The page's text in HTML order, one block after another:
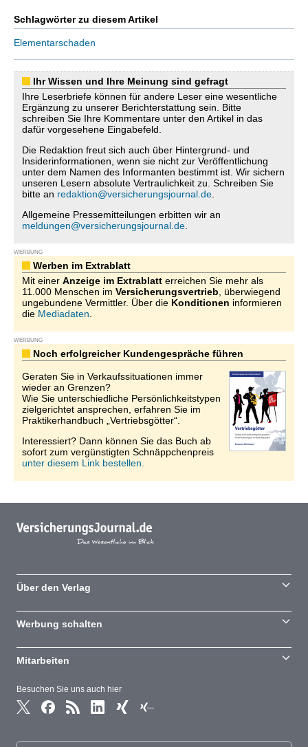
Schlagwörter zu diesem Artikel
Elementarschaden
Ihr Wissen und Ihre Meinung sind gefragt
Ihre Leserbriefe können für andere Leser eine wesentliche
Ergänzung zu unserer Berichterstattung sein. Bitte
schreiben Sie Ihre Kommentare unter den Artikel in das
dafür vorgesehene Eingabefeld.
Die Redaktion freut sich auch über Hintergrund- und
Insiderinformationen, wenn sie nicht zur Veröffentlichung
unter dem Namen des Informanten bestimmt ist. Wir sichern
unseren Lesern absolute Vertraulichkeit zu. Schreiben Sie
bitte an redaktion@versicherungsjournal.de
Allgemeine Pressemitteilungen erbitten wir an
meldungen@versicherungsjournal.de
WERBUNG
Werben im Extrablatt
Mit einer Anzeige im Extrablatt erreichen Sie mehr als
11.000 Menschen im Versicherungsvertrieb , überwiegend
ungebundene Vermittler. Über die Konditionen informieren
die Mediadaten
WERBUNG
Noch erfolgreicher Kundengespräche führen
Geraten Sie in Verkaufssituationen immer
wieder an Grenzen?
Wie Sie unterschiedliche Persönlichkeitstypen
zielgerichtet ansprechen, erfahren Sie im
Praktikerhandbuch „Vertriebsgötter“.
Interessiert? Dann können Sie das Buch ab
sofort zum vergünstigten Schnäppchenpreis
unter diesem Link bestellen.
Besuchen Sie uns auch hier
Über den Verlag
Werbung schalten
Mitarbeiten